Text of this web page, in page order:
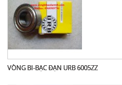
VÒNG BI-BẠC ĐẠN URB 6005ZZ